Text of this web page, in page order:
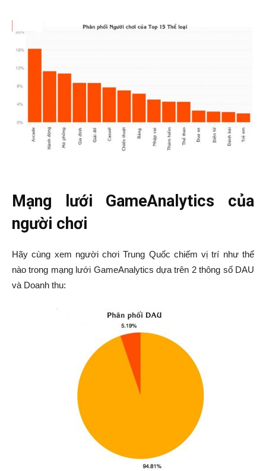
Mạng lưới GameAnalytics của
người chơi
Hãy cùng xem người chơi Trung Quốc chiếm vị trí như thế
nào trong mạng lưới GameAnalytics dựa trên 2 thông số DAU
và Doanh thu: